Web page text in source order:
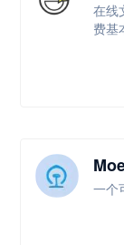
在线
费基
一个